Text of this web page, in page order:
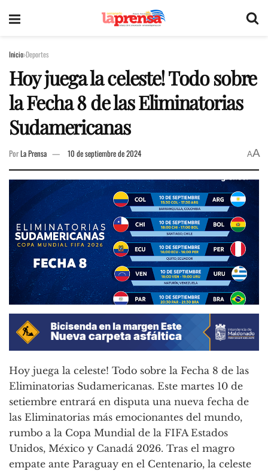
Inicio Deportes
Hoy juega la celeste! Todo sobre
la Fecha 8 de las Eliminatorias
Sudamericanas
PorLa Prensa 10 de septiembre de 2024 AA
Hoy juega la celeste! Todo sobre la Fecha 8 de las
Eliminatorias Sudamericanas. Este martes 10 de
setiembre entrará en disputa una nueva fecha de
las Eliminatorias más emocionantes del mundo,
rumbo a la Copa Mundial de la FIFA Estados
Unidos, México y Canadá 2026. Tras el magro
empate ante Paraguay en el Centenario, la celeste